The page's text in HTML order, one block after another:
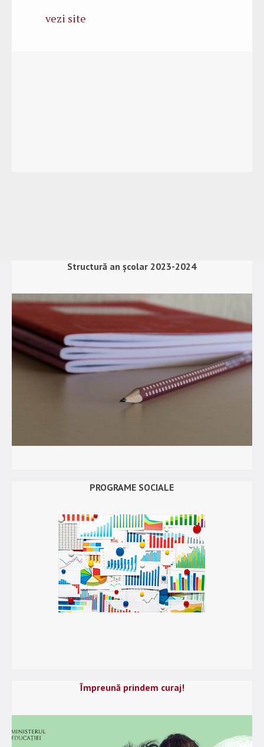
vezi site
Structură an școlar 2023-2024
PROGRAME SOCIALE
Împreună prindem curaj!